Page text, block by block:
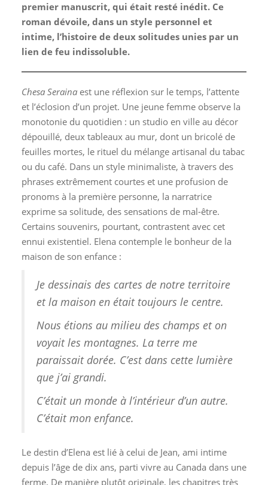
premier manuscrit, qui était resté inédit. Ce
roman dévoile, dans un style personnel et
intime, l’histoire de deux solitudes unies par un
lien de feu indissoluble.
Chesa Serainaest une réflexion sur le temps, l’attente
et l’éclosion d’un projet. Une jeune femme observe la
monotonie du quotidien : un studio en ville au décor
dépouillé, deux tableaux au mur, dont un bricolé de
feuilles mortes, le rituel du mélange artisanal du tabac
ou du café. Dans un style minimaliste, à travers des
phrases extrêmement courtes et une profusion de
pronoms à la première personne, la narratrice
exprime sa solitude, des sensations de mal-être.
Certains souvenirs, pourtant, contrastent avec cet
ennui existentiel. Elena contemple le bonheur de la
maison de son enfance :
Je dessinais des cartes de notre territoire
et la maison en était toujours le centre.
Nous étions au milieu des champs et on
voyait les montagnes. La terre me
paraissait dorée. C’est dans cette lumière
que j’ai grandi.
C’était un monde à l’intérieur d’un autre.
C’était mon enfance.
Le destin d’Elena est lié à celui de Jean, ami intime
depuis l’âge de dix ans, parti vivre au Canada dans une
ferme. De manière plutôt originale, les chapitres très